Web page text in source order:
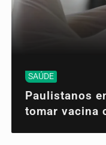
SAÚDE
Paulistanos
tomar vacina